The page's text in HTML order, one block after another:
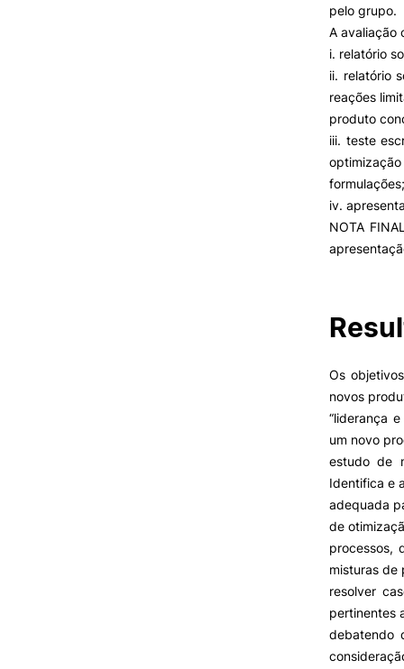
Razões para escolher a
Oliveira do Hospital
Associações de Estudantes
Podcast “Quintas
com Alumni”
Cartão Alumni
Oferta
pelo grupo.
A avaliação
i. relatório
ii. relatório
reações
produto
iii. teste
formulações;
iv.
NOTA
Os
novos
“liderança
um novo
estudo de
Identifica e
adequada
de
processos,
misturas de
resolver
pertinentes
debatendo